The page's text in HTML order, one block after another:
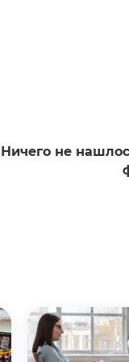
Ничего не